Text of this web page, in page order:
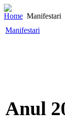
Home Manifestari
Manifestari
Anul